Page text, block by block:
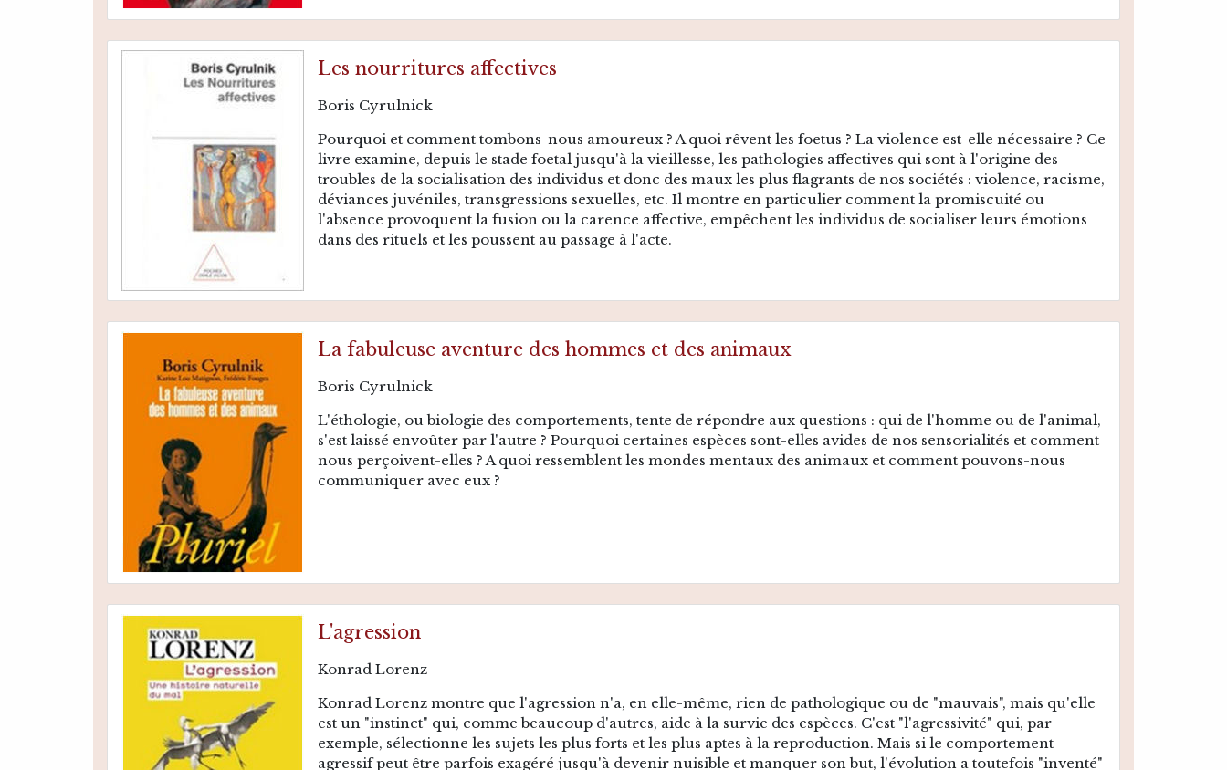
Les nourritures affectives
Boris Cyrulnick
Pourquoi et comment tombons-nous amoureux ? A quoi rêvent les foetus ? La violence est-elle nécessaire ? Ce
livre examine, depuis le stade foetal jusqu'à la vieillesse, les pathologies affectives qui sont à l'origine des
troubles de la socialisation des individus et donc des maux les plus flagrants de nos sociétés : violence, racisme,
déviances juvéniles, transgressions sexuelles, etc. Il montre en particulier comment la promiscuité ou
l'absence provoquent la fusion ou la carence affective, empêchent les individus de socialiser leurs émotions
dans des rituels et les poussent au passage à l'acte.
La fabuleuse aventure des hommes et des animaux
Boris Cyrulnick
L'éthologie, ou biologie des comportements, tente de répondre aux questions : qui de l'homme ou de l'animal,
s'est laissé envoûter par l'autre ? Pourquoi certaines espèces sont-elles avides de nos sensorialités et comment
nous perçoivent-elles ? A quoi ressemblent les mondes mentaux des animaux et comment pouvons-nous
communiquer avec eux ?
L'agression
Konrad Lorenz
Konrad Lorenz montre que l'agression n'a, en elle-même, rien de pathologique ou de "mauvais", mais qu'elle
est un "instinct" qui, comme beaucoup d'autres, aide à la survie des espèces. C'est "l'agressivité" qui, par
exemple, sélectionne les sujets les plus forts et les plus aptes à la reproduction. Mais si le comportement
agressif peut être parfois exagéré jusqu'à devenir nuisible et manquer son but, l'évolution a toutefois "inventé"